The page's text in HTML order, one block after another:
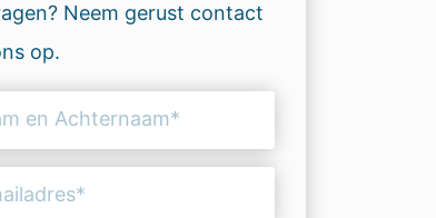
Neem gerust contact
op.